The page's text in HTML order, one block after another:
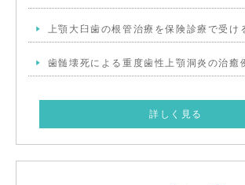
上顎大臼歯の根管治療を保険診療で受
歯髄壊死による重度歯性上顎洞炎の治
詳しく見る